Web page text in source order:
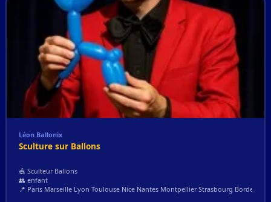
Léon Ballonix
Sculture sur Ballons
🎪 Sculteur Ballons
👥 enfant
📍 Paris Marseille Lyon Toulouse Nice Nantes Montpellier Strasbourg Bordeaux